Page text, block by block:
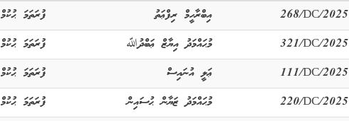
268/DC/2025 އިބްރާހީމް ރިފްޢަތު ފުރަތަމަ ޙުކުމް
321/DC/2025 މުޙައްމަދު އިޔާޒް ޢަބްދުﷲ ފުރަތަމަ ޙުކުމް
111/DC/2025 ޢަލީ އުނައިސް ފުރަތަމަ ޙުކުމް
220/DC/2025 މުޙައްމަދު ޒަޔާން ޙުސައިން ފުރަތަމަ ޙުކުމް